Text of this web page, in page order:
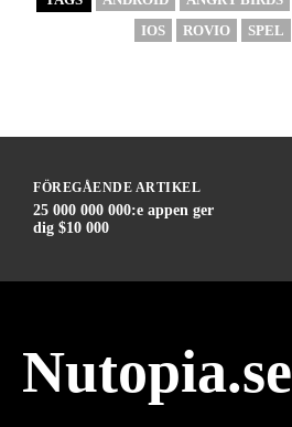
IOS
ROVIO SPEL
FÖREGÅENDE ARTIKEL
25 000 000 000:e appen ger
dig $10 000
Nutopia.se